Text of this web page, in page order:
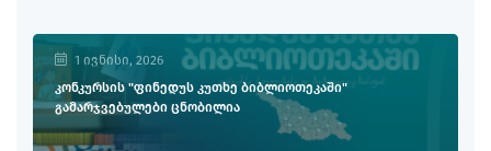
1 ივნისი, 2026
კონკურსის "ფინედუს კუთხე ბიბლიოთეკაში"
გამარჯვებულები ცნობილია